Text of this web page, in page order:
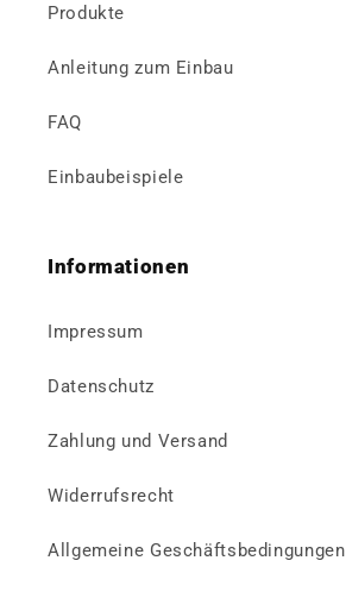
Produkte
Anleitung zum Einbau
FAQ
Einbaubeispiele
Informationen
Impressum
Datenschutz
Zahlung und Versand
Widerrufsrecht
Allgemeine Geschäftsbedingungen